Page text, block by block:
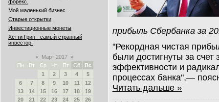
форекс.
Мой маленький бизнес.
Старые открытки
Инвестиционные монеты
Хетти Грин - самый странный
инвестор.
« Март 2017 »
Пн
Вт Ср Чт Пт Сб
Вс
1
2 3 4
5
6
7 8 9 10 11
12
13
14 15 16 17 18
19
20
21 22 23 24 25
26
прибыль Сбербанка за
"Рекордная чистая
были достигнуты за счет
эффективности и
процессах банка",—
Читать дальше »